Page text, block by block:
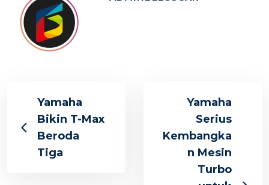
Yamaha
Bikin T-Max
Beroda
Tiga
Yamaha
Serius
Kembangka
n Mesin
Turbo